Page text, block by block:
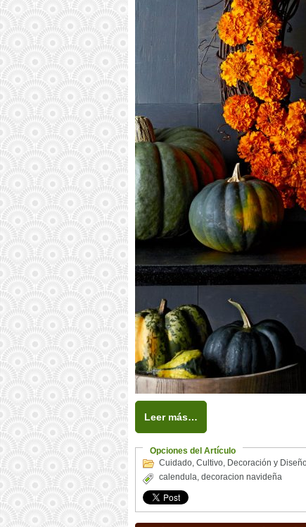
Leer más…
Opciones del Artículo
Cuidado, Cultivo, Decoración y
calendula, decoracion navideña